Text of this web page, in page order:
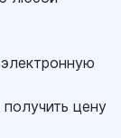
цену